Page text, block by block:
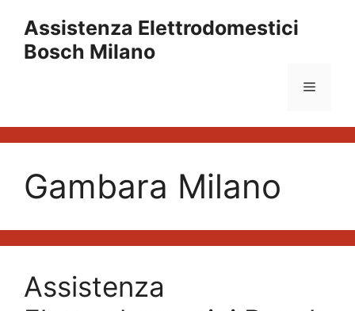
contenuto
Assistenza Elettrodomestici
Bosch Milano
Menu
Gambara Milano
Assistenza